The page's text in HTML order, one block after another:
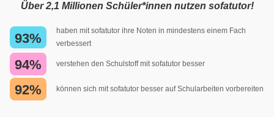
Über 2,1 Millionen Schüler*innen nutzen sofatutor!
93%
haben mit sofatutor ihre Noten in mindestens einem Fach
verbessert
94% verstehen den Schulstoff mit sofatutor besser
92% können sich mit sofatutor besser auf Schularbeiten vorbereiten